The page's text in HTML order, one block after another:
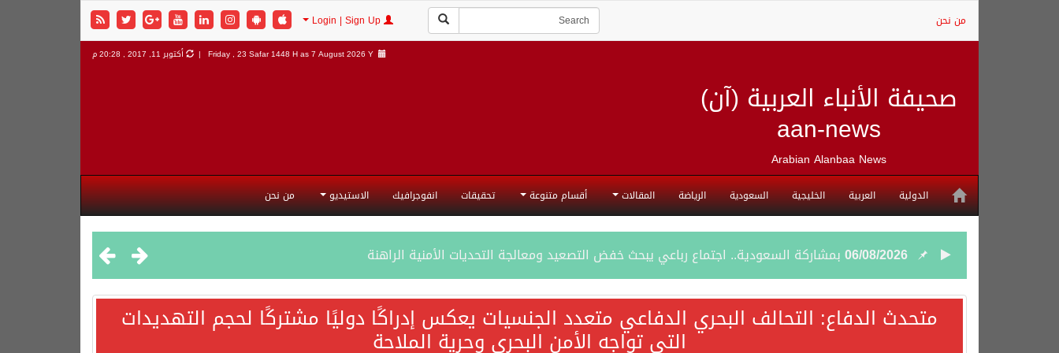
من نحن
صحيفة الأنباء العربية (آن)
aan-news
Arabian Alanbaa News
Friday , 23 Safar 1448 H as7 August 2026 Y | أكتوبر 11, 2017 , 20:28 م
الدولية العربية الخليجية السعودية الرياضة المقالات أقسام متنوعة تحقيقات انفوجرافيك الاستيديو من نحن
06/08/2026 بمشاركة السعودية.. اجتماع رباعي يبحث خفض التصعيد ومعالجة التحديات الأمنية الراهنة
05/08/2026وزير الخارجية السعودي: جميع إجراءات إسرائيل الأحادية في أراضي فلسطين باطلة
متحدث الدفاع: التحالف البحري الدفاعي متعدد الجنسيات يعكس إدراكًا دوليًا مشتركًا لحجم التهديدات
التي تواجه الأمن البحري وحرية الملاحة